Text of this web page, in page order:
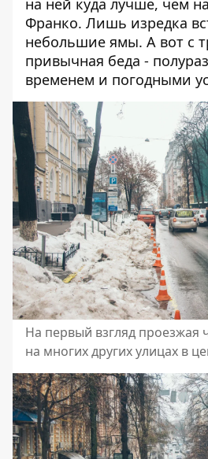
на ней куда лучше, чем
Франко. Лишь изредка
небольшие ямы. А вот с
привычная беда -
временем и погодными
На первый взгляд проезжая
на многих других улицах в